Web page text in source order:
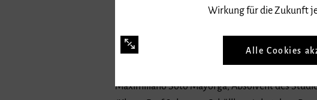
Maximiliano Soto Mayorga, Absolvent des
Wirkung für die Zukunft
Alle Cookies